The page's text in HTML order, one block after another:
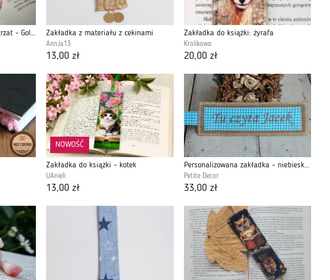
Trójwymiarowa Zakładka Skrzat - Golasek Zakładka z materiału z cekinami
AnnJa13
13,00 zł
Zakładka do książki: żyrafa
Krolikowo
20,00 zł
NOWOŚĆ
Zakładka do książki - kotek
UAnieli
13,00 zł
Personalizowana zakładka - niebieska kratka
Petite Decor
33,00 zł